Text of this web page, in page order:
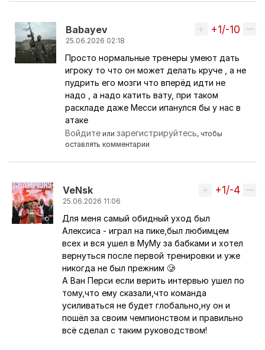
Babayev
25.06.2026 02:18
Ответ на комментарий пользователя
Вверх
+1/-10
Просто нормальные тренеры умеют дать
игроку то что он может делать круче , а не
пудрить его мозги что вперёд идти не
надо , а надо катить вату, при таком
раскладе даже Месси ипанулся бы у нас в
атаке
Войдите илизарегистрируйтесь, чтобы
оставлять комментарии
VeNsk
25.06.2026 11:06
Ответ на комментарий пользователя
Вверх
+1/-4
Для меня самый обидный уход был
Алексиса - играл на пике,был любимцем
всех и вся ушел в МуМу за бабками и хотел
вернуться после первой тренировки и уже
никогда не был прежним 🥲
А Ван Перси если верить интервью ушел по
тому,что ему сказали,что команда
усиливаться не будет глобально,ну он и
пошёл за своим чемпионством и правильно
всё сделал с таким руководством!